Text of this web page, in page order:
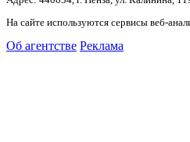
На сайте используются сервисы веб-
Об агентстве Реклама